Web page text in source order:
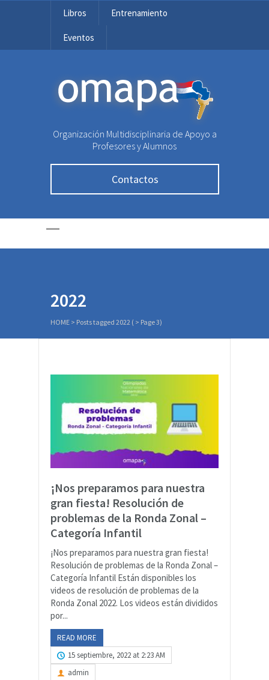
Libros Entrenamiento
Eventos
OMAPA
Organización Multidisciplinaria de Apoyo a
Profesores y Alumnos
Contactos
2022
HOME > Posts tagged 2022 ( > Page 3)
¡Nos preparamos para nuestra
gran fiesta! Resolución de
problemas de la Ronda Zonal –
Categoría Infantil
¡Nos preparamos para nuestra gran fiesta!
Resolución de problemas de la Ronda Zonal –
Categoría Infantil Están disponibles los
videos de resolución de problemas de la
Ronda Zonal 2022. Los videos están divididos
por...
READ MORE
15 septiembre, 2022 at 2:23 AM
admin